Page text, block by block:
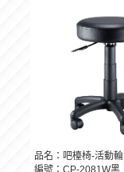
品名：吧檯椅-活動輪
編號：CP-2081W黑